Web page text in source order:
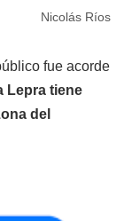
Nicolás Ríos
fue acorde
Lepra tiene
del